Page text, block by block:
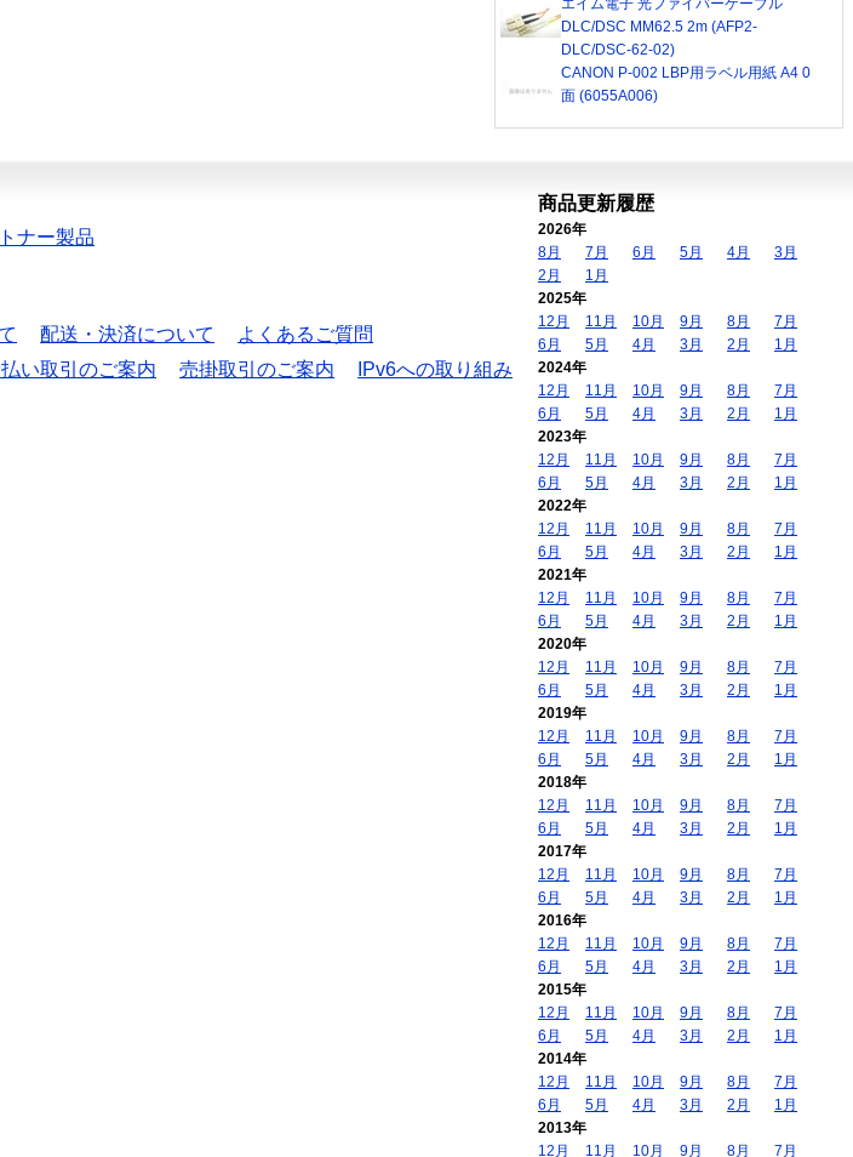
エイム電子 光ファイバーケーブル
DLC/DSC MM62.5 2m (AFP2-
DLC/DSC-62-02)
CANON P-002 LBP用ラベル用紙 A4 0
面 (6055A006)
ナー製品
配送・決済について
よくあるご質問
い取引のご案内 売掛取引のご案内
IPv6への取り組み
商品更新履歴
2026年
8月
7月 6月 5月 4月
3月
2月
1月
2025年
12月
11月 10月 9月 8月
7月
6月
5月 4月 3月 2月
1月
2024年
12月
11月 10月 9月 8月
7月
6月
5月 4月 3月 2月
1月
2023年
12月
11月 10月 9月 8月
7月
6月
5月 4月 3月 2月
1月
2022年
12月
11月 10月 9月 8月
7月
6月
5月 4月 3月 2月
1月
2021年
12月
11月 10月 9月 8月
7月
6月
5月 4月 3月 2月
1月
2020年
12月
11月 10月 9月 8月
7月
6月
5月 4月 3月 2月
1月
2019年
12月
11月 10月 9月 8月
7月
6月
5月 4月 3月 2月
1月
2018年
12月
11月 10月 9月 8月
7月
6月
5月 4月 3月 2月
1月
2017年
12月
11月 10月 9月 8月
7月
6月
5月 4月 3月 2月
1月
2016年
12月
11月 10月 9月 8月
7月
6月
5月 4月 3月 2月
1月
2015年
12月
11月 10月 9月 8月
7月
6月
5月 4月 3月 2月
1月
2014年
12月
11月 10月 9月 8月
7月
6月
5月 4月 3月 2月
1月
2013年
12月
11月 10月 9月 8月 7月